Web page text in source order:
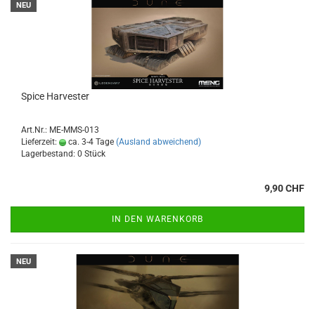
NEU
Spice Harvester
Art.Nr.: ME-MMS-013
Lieferzeit:
ca. 3-4 Tage (Ausland abweichend)
Lagerbestand: 0 Stück
9,90 CHF
IN DEN WARENKORB
NEU